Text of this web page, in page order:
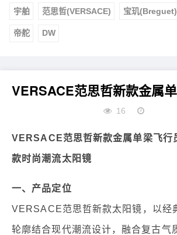
宇舶 范思哲(VERSACE) 宝玑(Breguet)
帝舵 DW
16
VERSACE范思哲新款金属单梁飞行
款 时尚潮流太阳镜
一、产品定位
VERSACE范思哲新款太阳镜，以经
轮廓结合现代潮流设计，融合复古气